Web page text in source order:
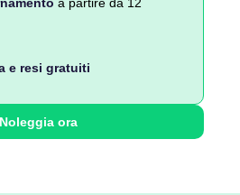
e resi gratuiti
Noleggia ora